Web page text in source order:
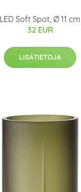
LED Soft Spot, Ø 11 cm
32 EUR
LISÄTIETOJA